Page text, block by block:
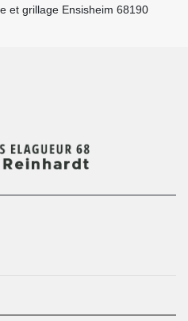
et grillage Ensisheim 68190